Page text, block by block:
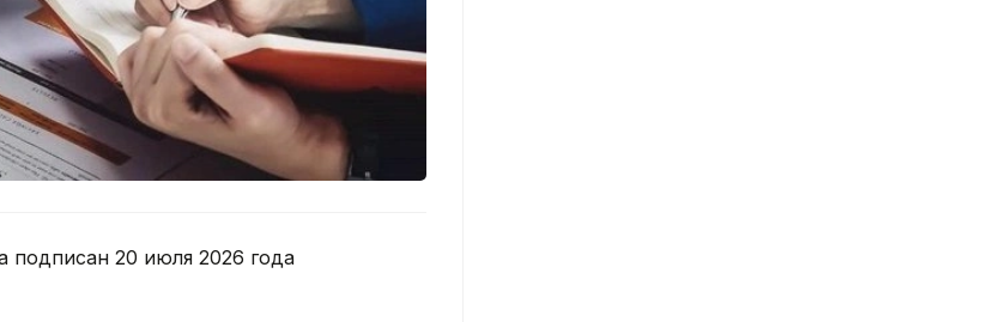
подписан 20 июля 2026 года